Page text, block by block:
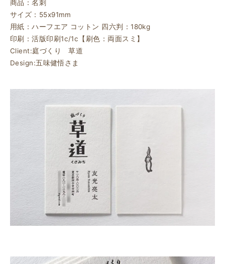
商品：名刺
サイズ：55x91mm
用紙：ハーフエア コットン 四六判：180kg
印刷：活版印刷1c/1c【刷色：両面スミ】
Client:庭づくり 草道
Design:五味健悟さま